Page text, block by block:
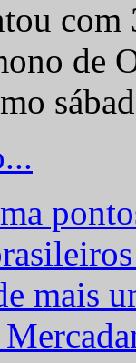
com
de